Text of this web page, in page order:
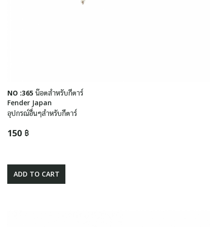
NO :365 น๊อตสำหรับกีตาร์
Fender Japan
อุปกรณ์อื่นๆสำหรับกีตาร์
150 ฿
ADD TO CART